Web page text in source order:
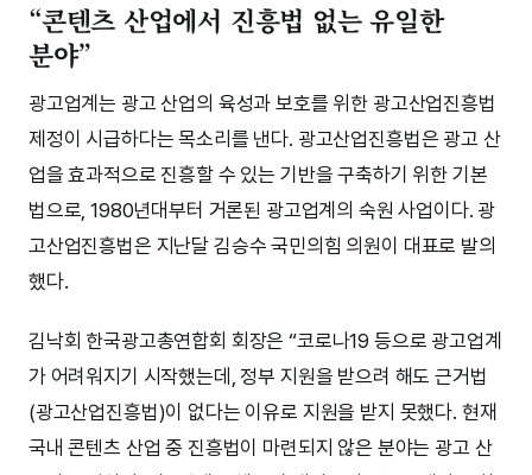
“콘텐츠 산업에서 진흥법 없는 유일한
분야”
광고업계는 광고 산업의 육성과 보호를 위한 광고산업진흥법
제정이 시급하다는 목소리를 낸다. 광고산업진흥법은 광고 산
업을 효과적으로 진흥할 수 있는 기반을 구축하기 위한 기본
법으로, 1980년대부터 거론된 광고업계의 숙원 사업이다. 광
고산업진흥법은 지난달 김승수 국민의힘 의원이 대표로 발의
했다.
김낙회 한국광고총연합회 회장은 “코로나19 등으로 광고업계
가 어려워지기 시작했는데, 정부 지원을 받으려 해도 근거법
(광고산업진흥법)이 없다는 이유로 지원을 받지 못했다. 현재
국내 콘텐츠 산업 중 진흥법이 마련되지 않은 분야는 광고 산